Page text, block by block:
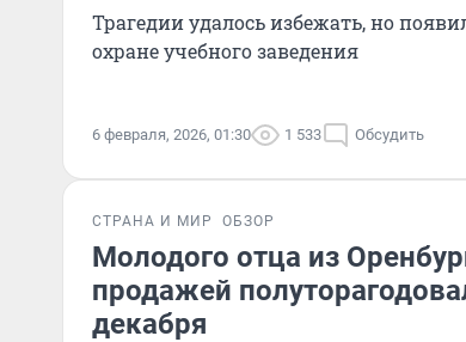
Трагедии удалось избежать, но
охране учебного заведения
6 февраля, 2026, 01:30 1 533 Обсудить
СТРАНА И МИР ОБЗОР
Молодого отца из
продажей
декабря